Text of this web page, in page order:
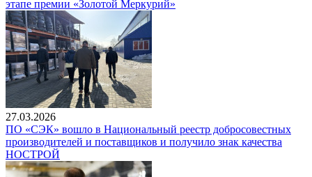
этапе премии «Золотой Меркурий»
27.03.2026
ПО «СЭК» вошло в Национальный реестр добросовестных
производителей и поставщиков и получило знак качества
НОСТРОЙ